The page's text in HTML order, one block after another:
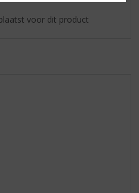
voor dit product